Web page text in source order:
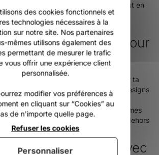
qui respectent la planète tout en
et un confort pour tes aventures
ta passion pour
collection est conçue pour refléter ta
le kitesurf et le windsurf. Avec des designs
inspirés par l'océan, nos shorts,
sont le choix parfait pour les hommes
leur amour pour la glisse, même en dehors
style de vie actif avec
des cookies fonctionnels et
technologies nécessaires à la
sur notre site. Nos partenaires
mêmes utilisons également des
permettant de mesurer le trafic
vous offrir une expérience client
personnalisée.
modifier vos préférences à
en cliquant sur “Cookies” au
de n'importe quelle page.
Refuser les cookies
Personnaliser